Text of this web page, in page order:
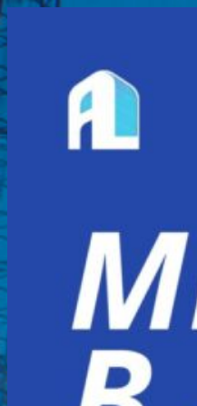
Перейти
к
содержимому